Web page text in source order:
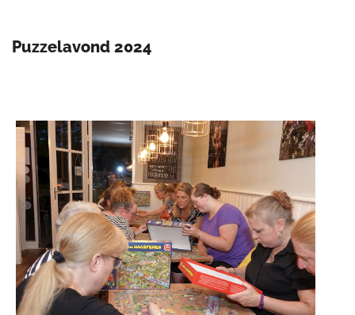
Puzzelavond 2024